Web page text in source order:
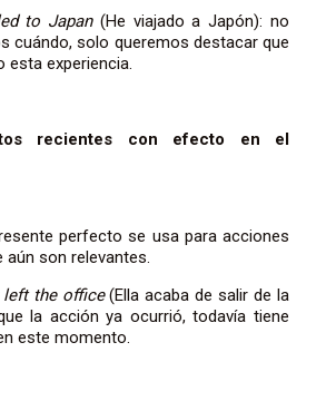
to Japan (He viajado a Japón): no
cuándo, solo queremos destacar que
esta experiencia.
recientes con efecto en el
perfecto se usa para acciones
son relevantes.
left the office(Ella acaba de salir de la
la acción ya ocurrió, todavía tiene
este momento.